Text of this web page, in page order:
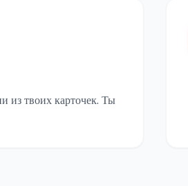
из твоих карточек. Ты